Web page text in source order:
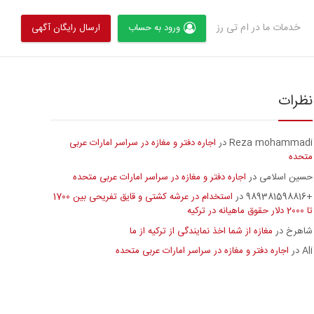
خدمات ما در ام تی رز ورود به حساب ارسال رایگان آگهی
نظرات
Reza mohammadiدر اجاره دفتر و مغازه در سراسر امارات عربی
متحده
حسین اسلامی در اجاره دفتر و مغازه در سراسر امارات عربی متحده
+989381598816
در
استخدام در عرشه کشتی و قایق تفریحی بین 1700
تا 2000 دلار حقوق ماهیانه در ترکیه
شاهرخ در مغازه از شما اخذ نمایندگی از ترکیه از ما
Aliدر اجاره دفتر و مغازه در سراسر امارات عربی متحده